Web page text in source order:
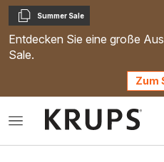
Kopieren
Summer Sale
Entdecken Sie eine große
Sale.
Zum
Das